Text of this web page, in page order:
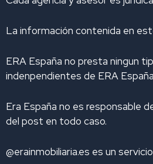
e
i
b
o
a
r
m
La información contenida en
ERA España no presta ningun
indenpendientes de ERA
Era España no es responsable
del post en todo caso.
@erainmobiliaria.es es un